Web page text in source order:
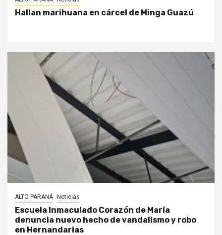
Hallan marihuana en cárcel de Minga Guazú
ALTO PARANÁ Noticias
Escuela Inmaculado Corazón de María
denuncia nuevo hecho de vandalismo y robo
en Hernandarias